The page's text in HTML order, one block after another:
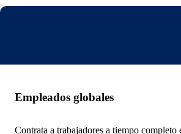
Empleados globales
Contrata a trabajadores a tiempo completo